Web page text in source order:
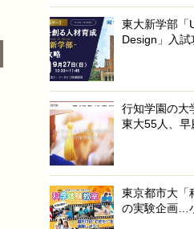
東大新学部「
Design」入
行知学園の大
東大55人、早
東京都市大「
の実験企画…